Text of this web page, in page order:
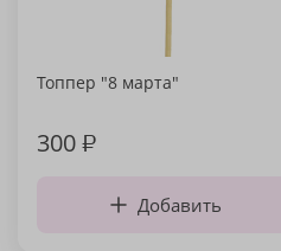
Топпер "8 марта"
300₽
Добавить